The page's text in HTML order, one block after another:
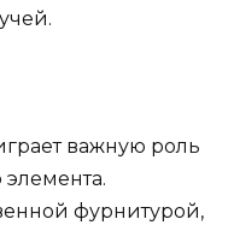
важную роль
фурнитурой,